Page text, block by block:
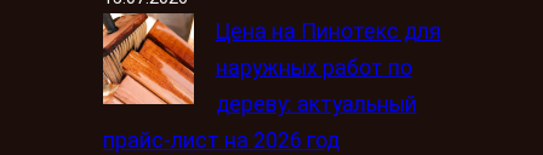
Цена на Пинотекс для
наружных работ по
дереву: актуальный
прайс-лист на 2026 год